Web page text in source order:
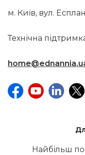
м. Київ, вул.
Технічна
Найбільш